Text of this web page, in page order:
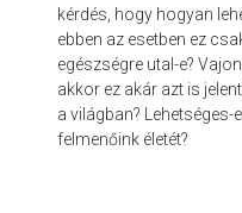
kérdés, hogy hogyan
ebben az esetben ez
egészségre utal-e?
akkor ez akár azt is
a világban?
felmenőink életét?